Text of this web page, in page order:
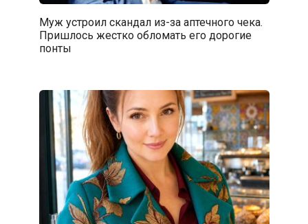
Муж устроил скандал из-за аптечного чека.
Пришлось жестко обломать его дорогие
понты